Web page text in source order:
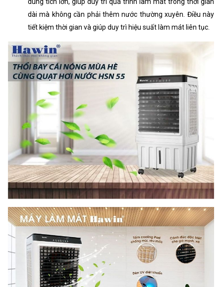
dài mà không cần phải thêm nước thường xuyên. Điều này
tiết kiệm thời gian và giúp duy trì hiệu suất làm mát liên tục.